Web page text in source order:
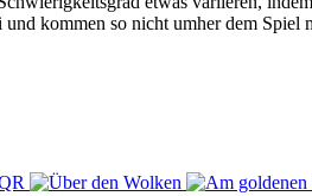
kommen so nicht umher dem Spiel